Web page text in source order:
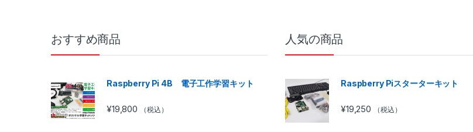
おすすめ商品
Raspberry Pi 4B 電子工作学習キット
¥19,800 （税込）
人気の商品
Raspberry Piスターターキット
¥19,250 （税込）